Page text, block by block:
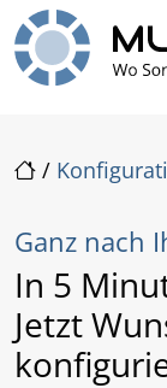
zur Top-
zur
Inhalt
zum Footer
Hauptnavigation
/
Ganz nach
In 5
Jetzt